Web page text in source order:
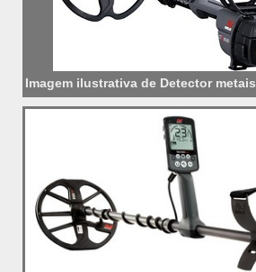
Imagem ilustrativa de Detector metais